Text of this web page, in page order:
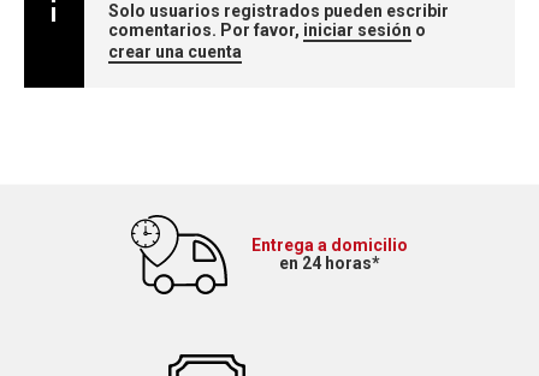
Solo usuarios registrados pueden escribir
comentarios. Por favor, iniciar sesión o
crear una cuenta
Entrega a domicilio
en 24 horas*